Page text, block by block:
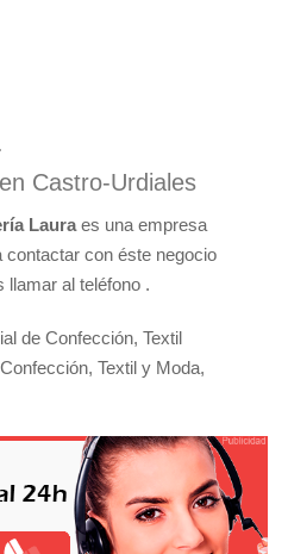
Castro-Urdiales
Laura es una empresa
contactar con éste negocio
llamar al teléfono .
de Confección, Textil
Textil y Moda,